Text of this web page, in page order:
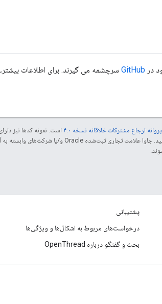
GitHub سرچشمه می گیرند. برای اطلاعات
پروانه ارجاع مشترکات خلاقانه نسخه ۴.۰ است. نمونه کدها نیز
پشتیبانی
درخواست‌های مربوط به اشکال‌ها و ویژگی‌ها
بحث و گفتگو درباره OpenThread